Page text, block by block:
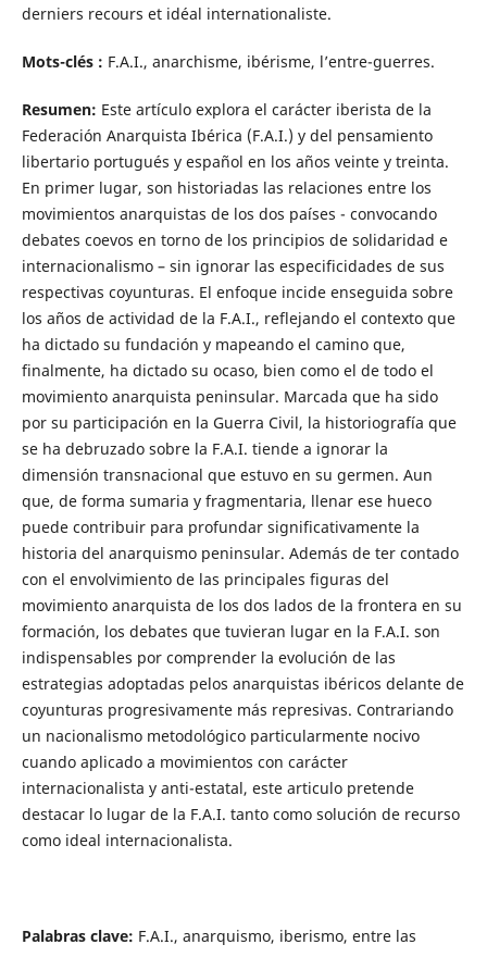
derniers recours et idéal internationaliste.
Mots-clés : F.A.I., anarchisme, ibérisme, l’entre-guerres.
Resumen: Este artículo explora el carácter iberista de la
Federación Anarquista Ibérica (F.A.I.) y del pensamiento
libertario portugués y español en los años veinte y treinta.
En primer lugar, son historiadas las relaciones entre los
movimientos anarquistas de los dos países - convocando
debates coevos en torno de los principios de solidaridad e
internacionalismo – sin ignorar las especificidades de sus
respectivas coyunturas. El enfoque incide enseguida sobre
los años de actividad de la F.A.I., reflejando el contexto que
ha dictado su fundación y mapeando el camino que,
finalmente, ha dictado su ocaso, bien como el de todo el
movimiento anarquista peninsular. Marcada que ha sido
por su participación en la Guerra Civil, la historiografía que
se ha debruzado sobre la F.A.I. tiende a ignorar la
dimensión transnacional que estuvo en su germen. Aun
que, de forma sumaria y fragmentaria, llenar ese hueco
puede contribuir para profundar significativamente la
historia del anarquismo peninsular. Además de ter contado
con el envolvimiento de las principales figuras del
movimiento anarquista de los dos lados de la frontera en su
formación, los debates que tuvieran lugar en la F.A.I. son
indispensables por comprender la evolución de las
estrategias adoptadas pelos anarquistas ibéricos delante de
coyunturas progresivamente más represivas. Contrariando
un nacionalismo metodológico particularmente nocivo
cuando aplicado a movimientos con carácter
internacionalista y anti-estatal, este articulo pretende
destacar lo lugar de la F.A.I. tanto como solución de recurso
como ideal internacionalista.
Palabras clave: F.A.I., anarquismo, iberismo, entre las